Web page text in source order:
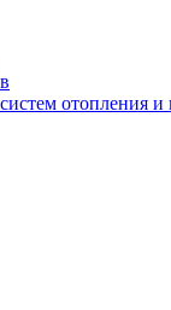
отопления и